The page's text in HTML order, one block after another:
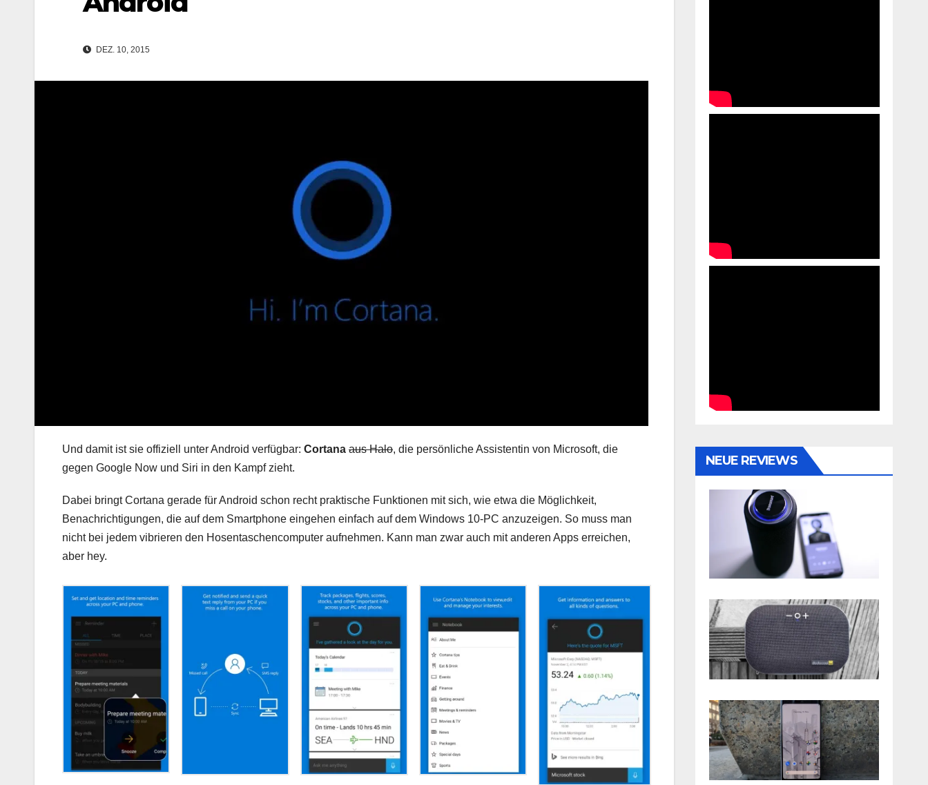
DEZ. 10, 2015
Und damit ist sie offiziell unter Android verfügbar: Cortana aus Halo, die persönliche Assistentin von Microsoft, die
gegen Google Now und Siri in den Kampf zieht.
Dabei bringt Cortana gerade für Android schon recht praktische Funktionen mit sich, wie etwa die Möglichkeit,
Benachrichtigungen, die auf dem Smartphone eingehen einfach auf dem Windows 10-PC anzuzeigen. So muss man
nicht bei jedem vibrieren den Hosentaschencomputer aufnehmen. Kann man zwar auch mit anderen Apps erreichen,
aber hey.
NEUE REVIEWS